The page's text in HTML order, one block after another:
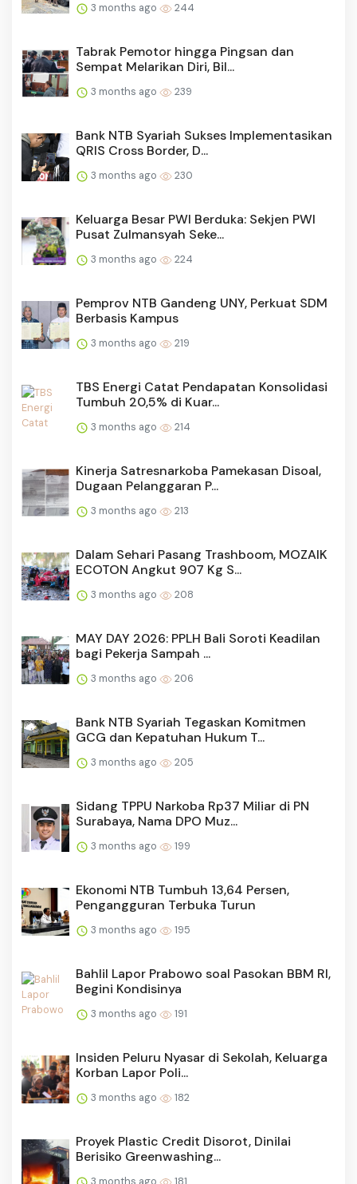
3 months ago 244
Tabrak Pemotor hingga Pingsan dan
Sempat Melarikan Diri, Bil...
3 months ago 239
Bank NTB Syariah Sukses Implementasikan
QRIS Cross Border, D...
3 months ago 230
Keluarga Besar PWI Berduka: Sekjen PWI
Pusat Zulmansyah Seke...
3 months ago 224
Pemprov NTB Gandeng UNY, Perkuat SDM
Berbasis Kampus
3 months ago 219
TBS Energi Catat Pendapatan Konsolidasi
Tumbuh 20,5% di Kuar...
3 months ago 214
Kinerja Satresnarkoba Pamekasan Disoal,
Dugaan Pelanggaran P...
3 months ago 213
Dalam Sehari Pasang Trashboom, MOZAIK
ECOTON Angkut 907 Kg S...
3 months ago 208
MAY DAY 2026: PPLH Bali Soroti Keadilan
bagi Pekerja Sampah ...
3 months ago 206
Bank NTB Syariah Tegaskan Komitmen
GCG dan Kepatuhan Hukum T...
3 months ago 205
Sidang TPPU Narkoba Rp37 Miliar di PN
Surabaya, Nama DPO Muz...
3 months ago 199
Ekonomi NTB Tumbuh 13,64 Persen,
Pengangguran Terbuka Turun
3 months ago 195
Bahlil Lapor Prabowo soal Pasokan BBM RI,
Begini Kondisinya
3 months ago 191
Insiden Peluru Nyasar di Sekolah, Keluarga
Korban Lapor Poli...
3 months ago 182
Proyek Plastic Credit Disorot, Dinilai
Berisiko Greenwashing...